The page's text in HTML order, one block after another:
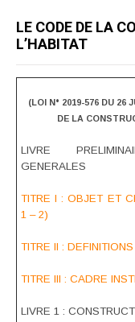
LE CODE DE LA
L’HABITAT
(LOI N° 2019-576 DU 26
DE LA
LIVRE
GENERALES
TITRE I : OBJET ET
1 – 2)
TITRE II :
TITRE III : CADRE
LIVRE 1 :